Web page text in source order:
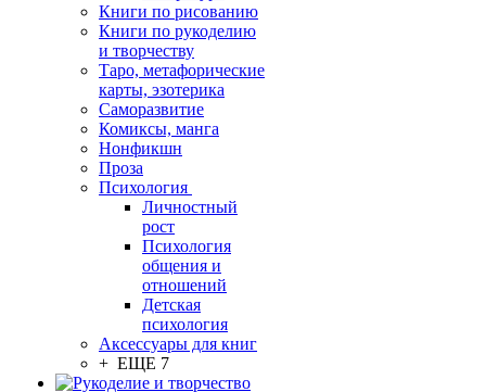
Книги по рисованию
Книги по рукоделию
и творчеству
Таро, метафорические
карты, эзотерика
Саморазвитие
Комиксы, манга
Нонфикшн
Проза
Психология
Личностный
рост
Психология
общения и
отношений
Детская
психология
Аксессуары для книг
+ ЕЩЕ 7